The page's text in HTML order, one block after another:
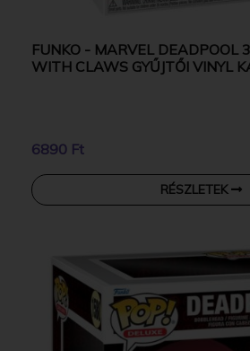
FUNKO - MARVEL DEADPOOL
WITH CLAWS GYŰJTŐI VINYL
6890 Ft
RÉSZLETEK